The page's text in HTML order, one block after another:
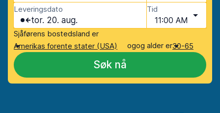
Leveringsdato
tor. 20. aug.
Tid
11:00 AM
Sjåførens bostedsland er
Amerikas forente stater (USA)
ogog alder er30-65
Søk nå